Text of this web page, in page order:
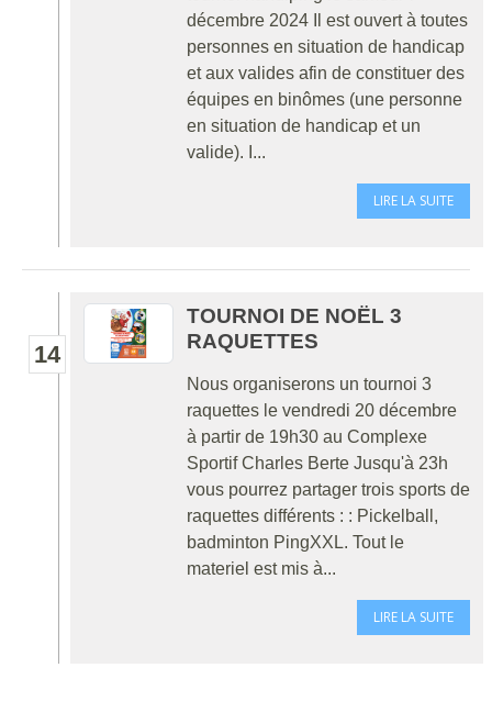
décembre 2024 Il est ouvert à toutes
personnes en situation de handicap
et aux valides afin de constituer des
équipes en binômes (une personne
en situation de handicap et un
valide). I...
LIRE LA SUITE
14
TOURNOI DE NOËL 3
RAQUETTES
Nous organiserons un tournoi 3
raquettes le vendredi 20 décembre
à partir de 19h30 au Complexe
Sportif Charles Berte Jusqu'à 23h
vous pourrez partager trois sports de
raquettes différents : : Pickelball,
badminton PingXXL. Tout le
materiel est mis à...
LIRE LA SUITE